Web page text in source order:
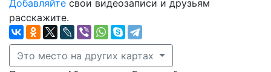
Добавляйте свои видеозаписи и друзьям
расскажите.
Это место на других картах